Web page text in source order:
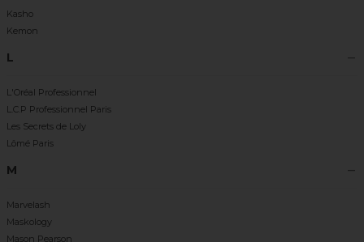
Kasho
Kemon
L
L'Oréal Professionnel
L.C.P Professionnel Paris
Les Secrets de Loly
Lômé Paris
M
Marvelash
Maskology
Mason Pearson